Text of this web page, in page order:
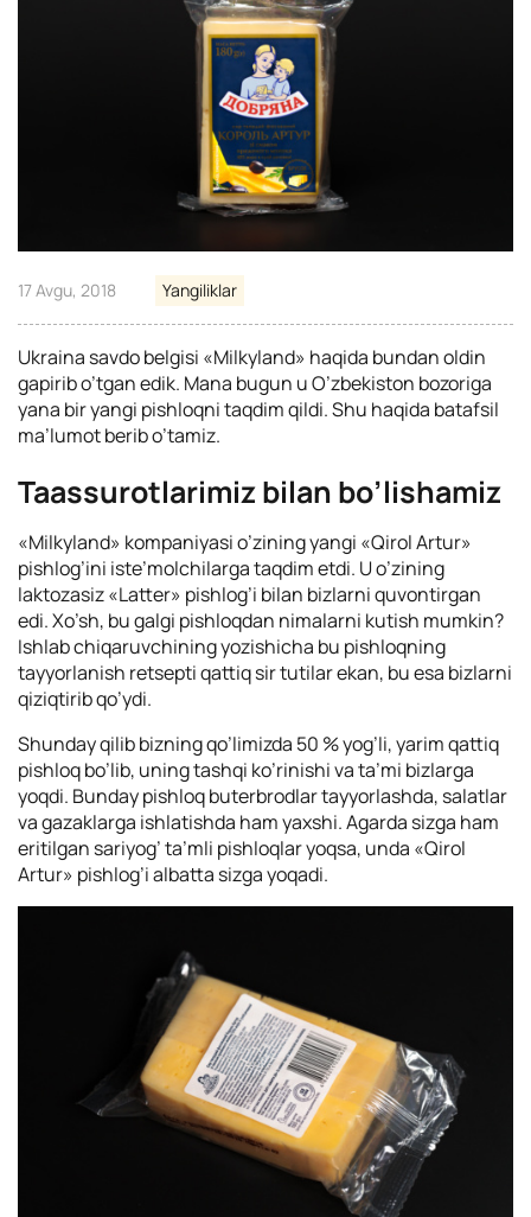
17 Avgu, 2018 Yangiliklar
Ukraina savdo belgisi «Milkyland» haqida bundan oldin
gapirib o’tgan edik. Mana bugun u O’zbekiston bozoriga
yana bir yangi pishloqni taqdim qildi. Shu haqida batafsil
ma’lumot berib o’tamiz.
Taassurotlarimiz bilan bo’lishamiz
«Milkyland» kompaniyasi o’zining yangi «Qirol Artur»
pishlog’ini iste’molchilarga taqdim etdi. U o’zining
laktozasiz «Latter» pishlog’i bilan bizlarni quvontirgan
edi. Xo’sh, bu galgi pishloqdan nimalarni kutish mumkin?
Ishlab chiqaruvchining yozishicha bu pishloqning
tayyorlanish retsepti qattiq sir tutilar ekan, bu esa bizlarni
qiziqtirib qo’ydi.
Shunday qilib bizning qo’limizda 50 % yog’li, yarim qattiq
pishloq bo’lib, uning tashqi ko’rinishi va ta’mi bizlarga
yoqdi. Bunday pishloq buterbrodlar tayyorlashda, salatlar
va gazaklarga ishlatishda ham yaxshi. Agarda sizga ham
eritilgan sariyog’ ta’mli pishloqlar yoqsa, unda «Qirol
Artur» pishlog’i albatta sizga yoqadi.